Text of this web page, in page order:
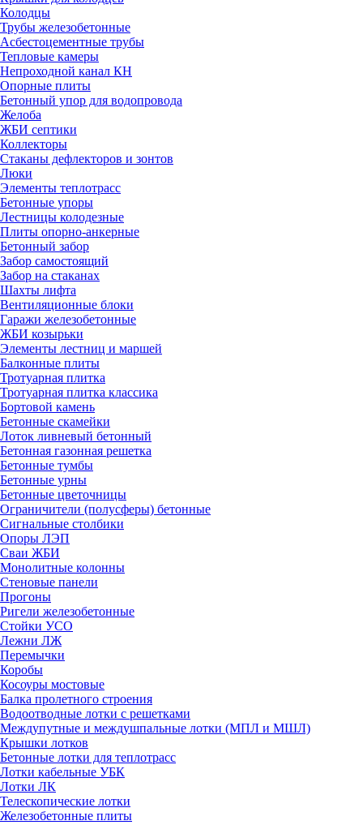
Колодцы
Трубы железобетонные
Асбестоцементные трубы
Тепловые камеры
Непроходной канал КН
Опорные плиты
Бетонный упор для водопровода
Желоба
ЖБИ септики
Коллекторы
Стаканы дефлекторов и зонтов
Люки
Элементы теплотрасс
Бетонные упоры
Лестницы колодезные
Плиты опорно-анкерные
Бетонный забор
Забор самостоящий
Забор на стаканах
Шахты лифта
Вентиляционные блоки
Гаражи железобетонные
ЖБИ козырьки
Элементы лестниц и маршей
Балконные плиты
Тротуарная плитка
Тротуарная плитка классика
Бортовой камень
Бетонные скамейки
Лоток ливневый бетонный
Бетонная газонная решетка
Бетонные тумбы
Бетонные урны
Бетонные цветочницы
Ограничители (полусферы) бетонные
Сигнальные столбики
Опоры ЛЭП
Сваи ЖБИ
Монолитные колонны
Стеновые панели
Прогоны
Ригели железобетонные
Стойки УСО
Лежни ЛЖ
Перемычки
Коробы
Косоуры мостовые
Балка пролетного строения
Водоотводные лотки с решетками
Междупутные и междушпальные лотки (МПЛ и МШЛ)
Крышки лотков
Бетонные лотки для теплотрасс
Лотки кабельные УБК
Лотки ЛК
Телескопические лотки
Железобетонные плиты